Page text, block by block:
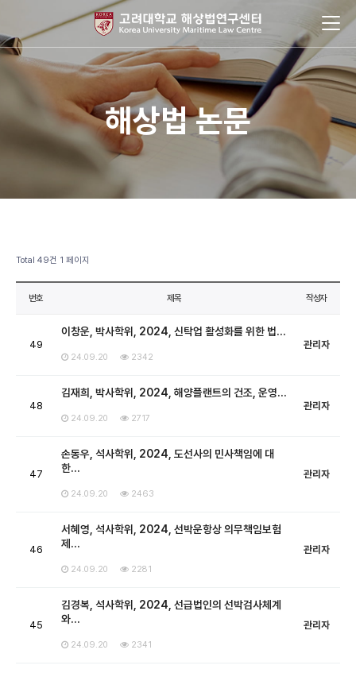
해상법 논문
Total 49건 1 페이지
번호 제목 작성자
49
이창운, 박사학위, 2024, 신탁업 활성화를 위한 법…
24.09.20 2342
관리자
48
김재희, 박사학위, 2024, 해양플랜트의 건조, 운영…
24.09.20 2717
관리자
47
손동우, 석사학위, 2024, 도선사의 민사책임에 대
한…
24.09.20 2463
관리자
46
서혜영, 석사학위, 2024, 선박운항상 의무책임보험
제…
24.09.20 2281
관리자
45
김경복, 석사학위, 2024, 선급법인의 선박검사체계
와…
24.09.20 2341
관리자